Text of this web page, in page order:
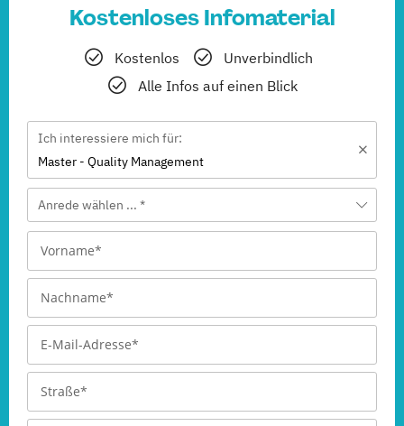
Kostenloses Infomaterial
Kostenlos
Unverbindlich
Alle Infos auf einen Blick
Ich interessiere mich für:
Master - Quality Management
Anrede wählen ... *